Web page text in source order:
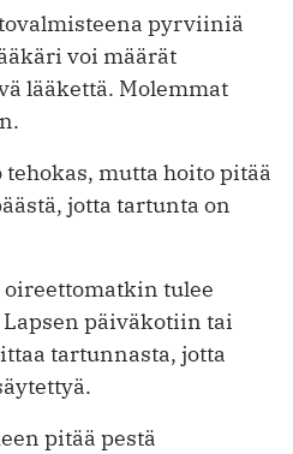
pyrviiniä
voi määrät
lääkettä. Molemmat
mutta hoito pitää
jotta tartunta on
oireettomatkin tulee
päiväkotiin tai
tartunnasta, jotta
pitää pestä